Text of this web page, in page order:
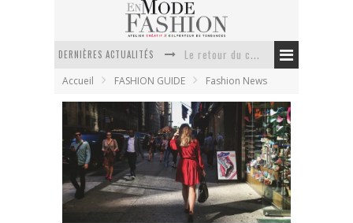
DERNIÈRES ACTUALITÉS
Le retour du cachemire version casual
Doudoune pour femme : choisir la pièce idéale entre style, chaleur et durabilité
La trousse de toilette : l’accessoire indispensable de voyage
Week-end spa en automne : quel maillot de bain choisir ?
Pourquoi le costume sur mesure à Paris est un incontournable de l’élégance contemporaine ?
Anti chute cheveux homme : quelles solutions pour renforcer sa chevelure ?
Accueil FASHION GUIDE Fashion News